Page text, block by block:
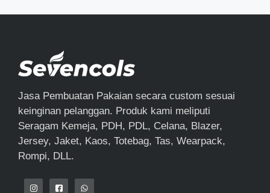
Jasa Pembuatan Pakaian secara custom sesuai
keinginan pelanggan. Produk kami meliputi
Seragam Kemeja, PDH, PDL, Celana, Blazer,
Jersey, Jaket, Kaos, Totebag, Tas, Wearpack,
Rompi, DLL.